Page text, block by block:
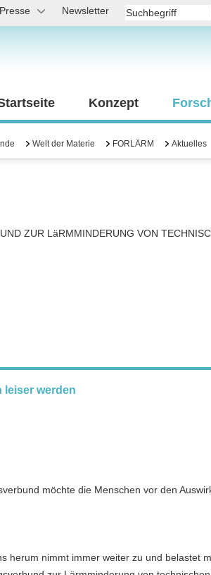
Presse Newsletter
Konzept
Welt der Materie FORLÄRM Aktuelles
ZUR LäRMMINDERUNG VON
leiser werden
möchte die Menschen vor den
herum nimmt immer weiter zu und belastet